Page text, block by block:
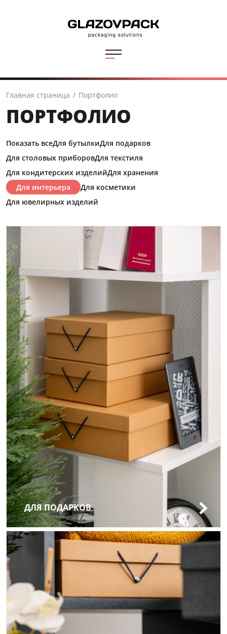
Главная страница / Портфолио
ПОРТФОЛИО
Показать всеДля бутылкиДля подарков
Для столовых приборовДля текстиля
Для кондитерских изделийДля хранения
Для интерьера
Для косметики
Для ювелирных изделий
ДЛЯ ПОДАРКОВ